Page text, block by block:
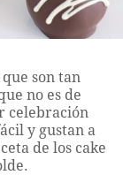
son tan
no es de
celebración
y gustan a
de los cake